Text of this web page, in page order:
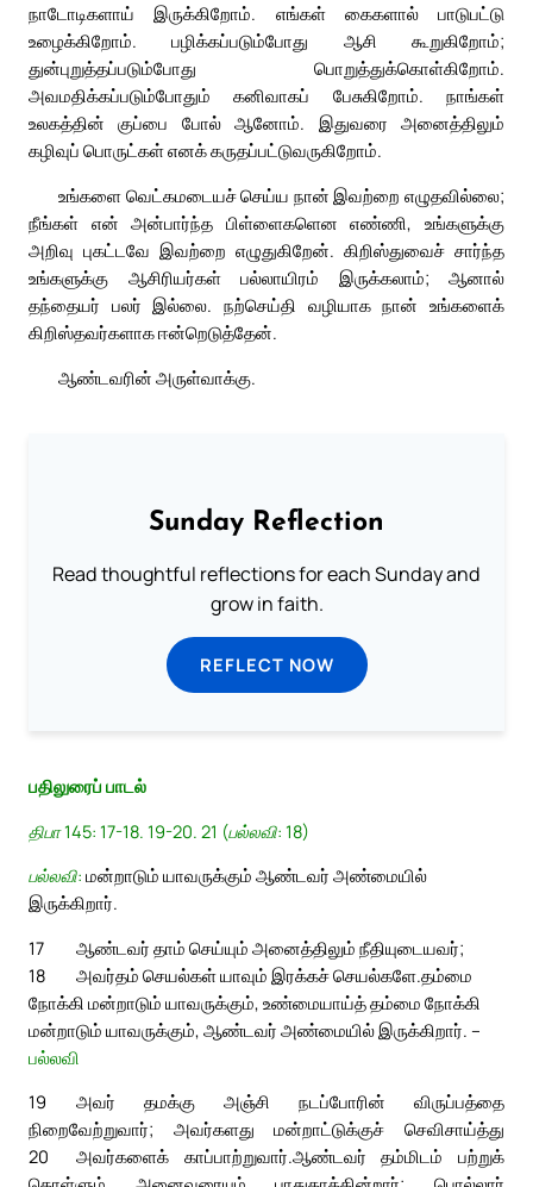
நாடோடிகளாய் இருக்கிறோம். எங்கள் கைகளால் பாடுபட்டு
உழைக்கிறோம். பழிக்கப்படும்போது ஆசி கூறுகிறோம்;
துன்புறுத்தப்படும்போது பொறுத்துக்கொள்கிறோம்.
அவமதிக்கப்படும்போதும் கனிவாகப் பேசுகிறோம். நாங்கள்
உலகத்தின் குப்பை போல் ஆனோம். இதுவரை அனைத்திலும்
கழிவுப் பொருட்கள் எனக் கருதப்பட்டுவருகிறோம்.
உங்களை வெட்கமடையச் செய்ய நான் இவற்றை எழுதவில்லை;
நீங்கள் என் அன்பார்ந்த பிள்ளைகளென எண்ணி, உங்களுக்கு
அறிவு புகட்டவே இவற்றை எழுதுகிறேன். கிறிஸ்துவைச் சார்ந்த
உங்களுக்கு ஆசிரியர்கள் பல்லாயிரம் இருக்கலாம்; ஆனால்
தந்தையர் பலர் இல்லை. நற்செய்தி வழியாக நான் உங்களைக்
கிறிஸ்தவர்களாக ஈன்றெடுத்தேன்.
ஆண்டவரின் அருள்வாக்கு.
Sunday Reflection
Read thoughtful reflections for each Sunday and
grow in faith.
REFLECT NOW
பதிலுரைப் பாடல்
திபா 145: 17-18. 19-20. 21 (பல்லவி: 18)
பல்லவி: மன்றாடும் யாவருக்கும் ஆண்டவர் அண்மையில்
இருக்கிறார்.
17
ஆண்டவர் தாம் செய்யும் அனைத்திலும் நீதியுடையவர்;
அவர்தம் செயல்கள் யாவும் இரக்கச் செயல்களே.
18
தம்மை
நோக்கி மன்றாடும் யாவருக்கும், உண்மையாய்த் தம்மை நோக்கி
மன்றாடும் யாவருக்கும், ஆண்டவர் அண்மையில் இருக்கிறார். –
பல்லவி
19
அவர் தமக்கு அஞ்சி நடப்போரின் விருப்பத்தை
நிறைவேற்றுவார்; அவர்களது மன்றாட்டுக்குச் செவிசாய்த்து
அவர்களைக் காப்பாற்றுவார்.
20
ஆண்டவர் தம்மிடம் பற்றுக்